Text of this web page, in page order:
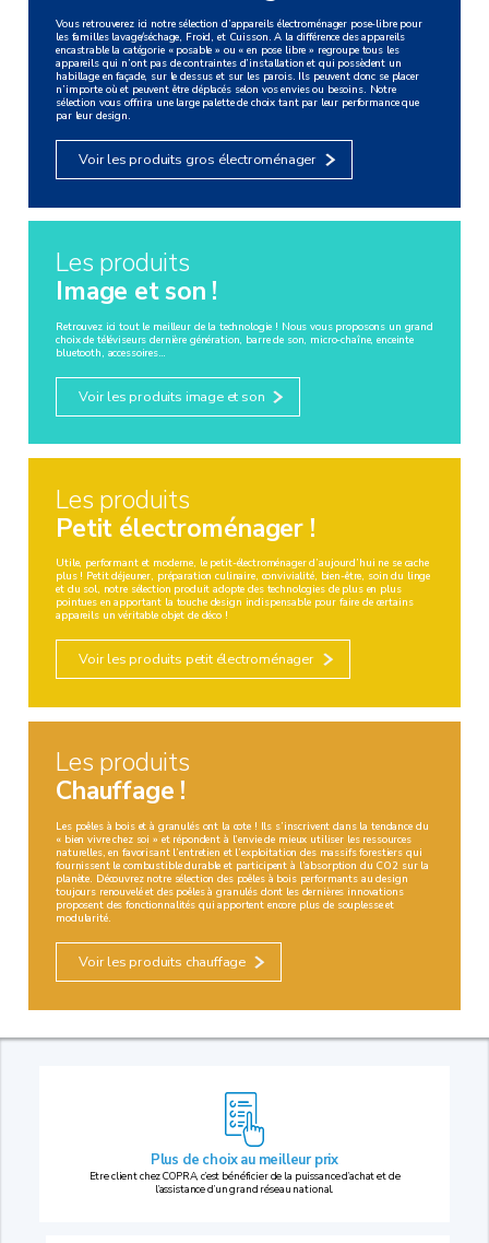
Sèche-linge
Sèche-linge condensation
Sèche-linge pompe à chaleur
Vous retrouverez ici notre sélection d’appareils électroménager pose-libre pour
les familles lavage/séchage, Froid, et Cuisson. A la différence des appareils
encastrable la catégorie « posable » ou « en pose libre » regroupe tous les
appareils qui n’ont pas de contraintes d’installation et qui possèdent un
habillage en façade, sur le dessus et sur les parois. Ils peuvent donc se placer
n’importe où et peuvent être déplacés selon vos envies ou besoins. Notre
sélection vous offrira une large palette de choix tant par leur performance que
par leur design.
Voir les produits gros électroménager
Les produits
Image et son !
Retrouvez ici tout le meilleur de la technologie ! Nous vous proposons un grand
choix de téléviseurs dernière génération, barre de son, micro-chaîne, enceinte
bluetooth, accessoires…
Voir les produits image et son
Les produits
Petit électroménager !
Utile, performant et moderne, le petit-électroménager d’aujourd’hui ne se cache
plus ! Petit déjeuner, préparation culinaire, convivialité, bien-être, soin du linge
et du sol, notre sélection produit adopte des technologies de plus en plus
pointues en apportant la touche design indispensable pour faire de certains
appareils un véritable objet de déco !
Voir les produits petit électroménager
Les produits
Chauffage !
Les poêles à bois et à granulés ont la cote ! Ils s’inscrivent dans la tendance du
« bien vivre chez soi » et répondent à l’envie de mieux utiliser les ressources
naturelles, en favorisant l’entretien et l’exploitation des massifs forestiers qui
fournissent le combustible durable et participent à l’absorption du CO2 sur la
planète. Découvrez notre sélection des poêles à bois performants au design
toujours renouvelé et des poêles à granulés dont les dernières innovations
proposent des fonctionnalités qui apportent encore plus de souplesse et
modularité.
Voir les produits chauffage
Plus de choix au meilleur prix
Etre client chez COPRA, c’est bénéficier de la puissance d’achat et de
l’assistance d’un grand réseau national.